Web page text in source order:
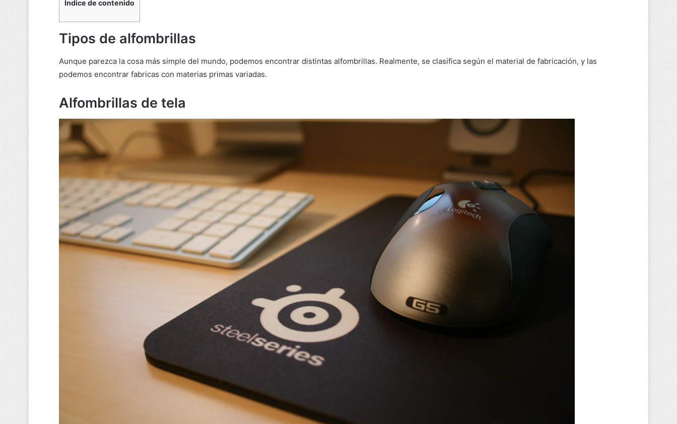
Índice de contenido
Tipos de alfombrillas
Aunque parezca la cosa más simple del mundo, podemos encontrar distintas alfombrillas. Realmente, se clasifica según el material de fabricación, y las
podemos encontrar fabricas con materias primas variadas.
Alfombrillas de tela